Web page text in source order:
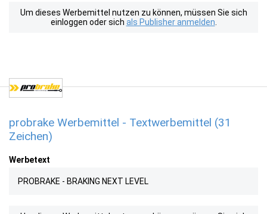
Um dieses Werbemittel nutzen zu können, müssen Sie sich
einloggen oder sich als Publisher anmelden
probrake Werbemittel - Textwerbemittel (31
Zeichen)
Werbetext
PROBRAKE - BRAKING NEXT LEVEL